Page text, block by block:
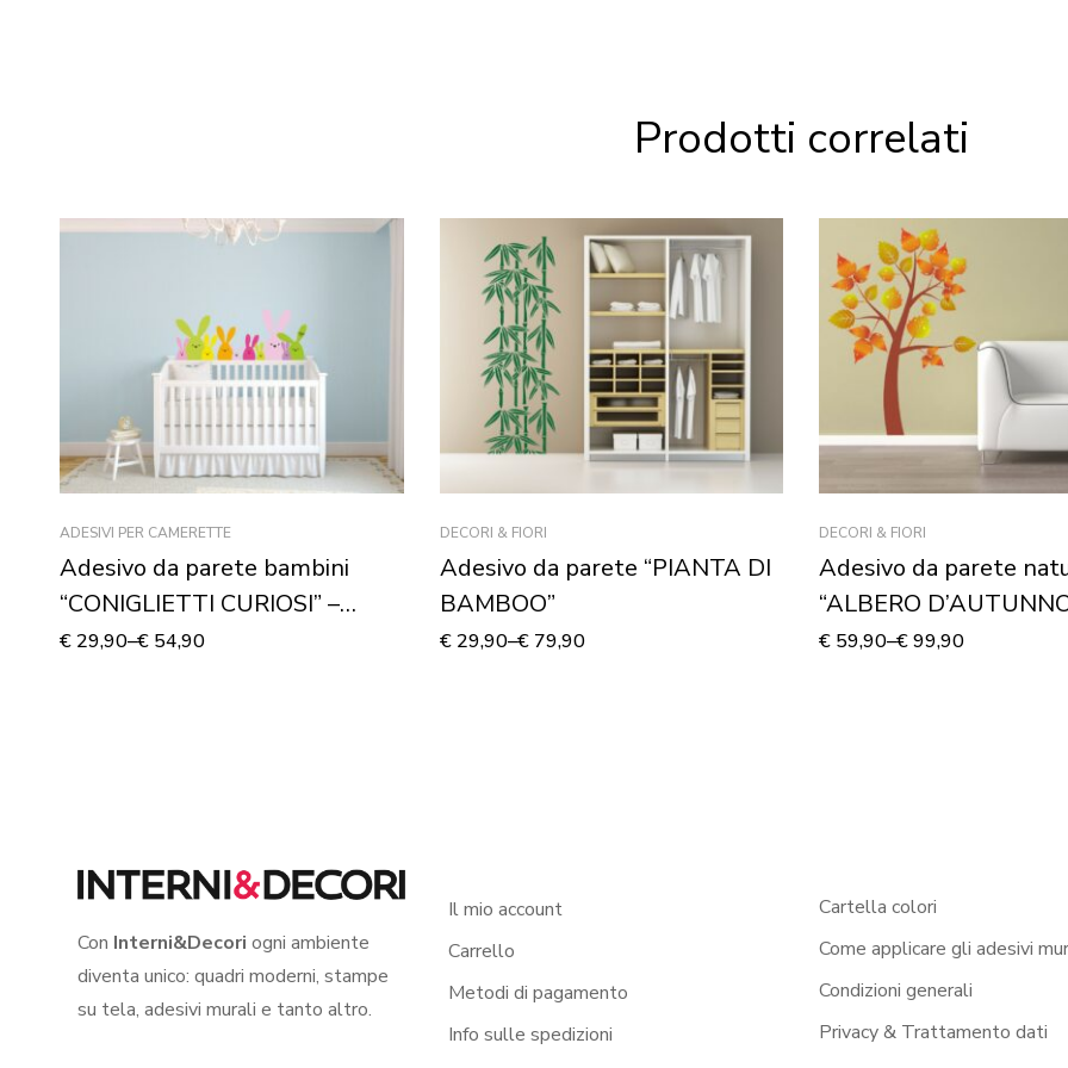
Prodotti correlati
ADESIVI PER CAMERETTE
Adesivo da parete bambini
“CONIGLIETTI CURIOSI” –
Adesivo murale
€ 29,90–€ 54,90
DECORI & FIORI
Adesivo da parete “PIANTA DI
BAMBOO”
€29,90–€79,90
DECORI & FIORI
Adesivo da parete
“ALBERO
€ 59,90–€99,90
Con Interni&Decori ogni ambiente
diventa unico: quadri moderni, stampe
su tela, adesivi murali e tanto altro.
Il mio account
Carrello
Metodi di pagamento
Info sulle spedizioni
Cartella colori
Come applicare gli adesivi
Condizioni generali
Privacy & Trattamento dati